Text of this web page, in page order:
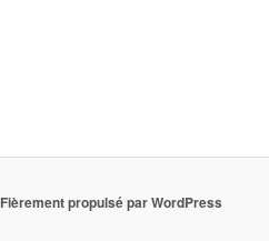
Fièrement propulsé par WordPress